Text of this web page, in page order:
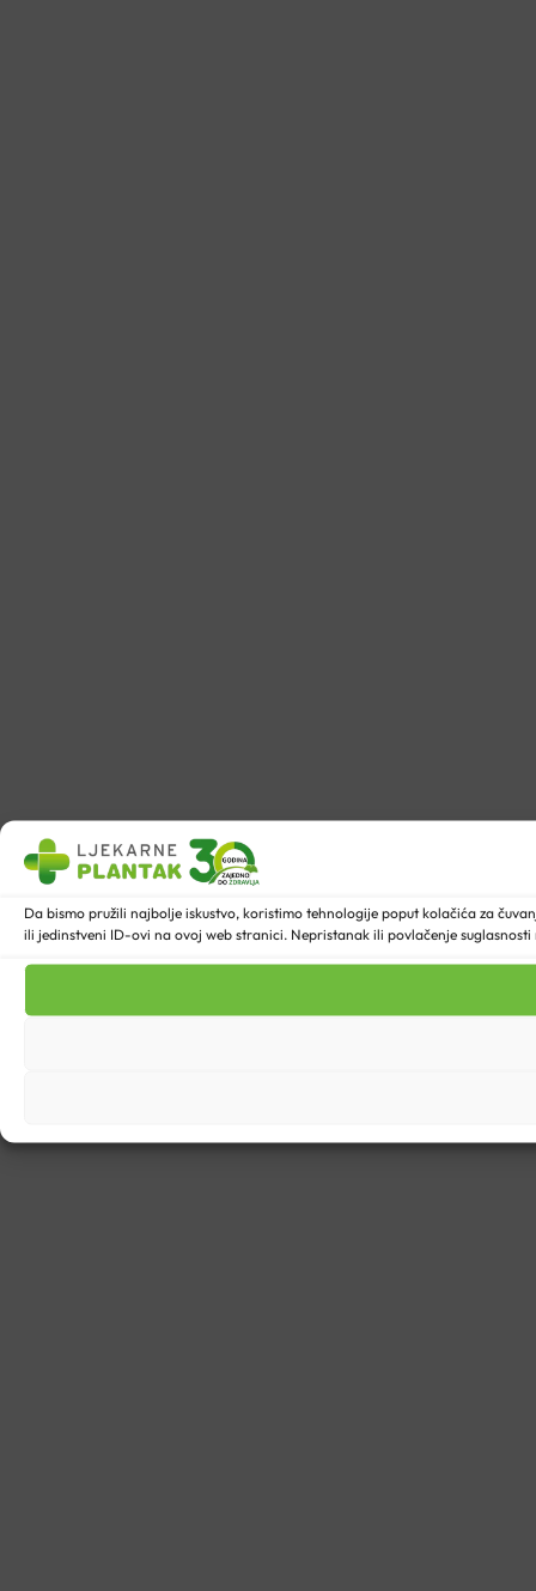
Da bismo pružili najbolje iskustvo, koristimo tehnologije poput kolačića za
ili jedinstveni ID-ovi na ovoj web stranici. Nepristanak ili povlačenje